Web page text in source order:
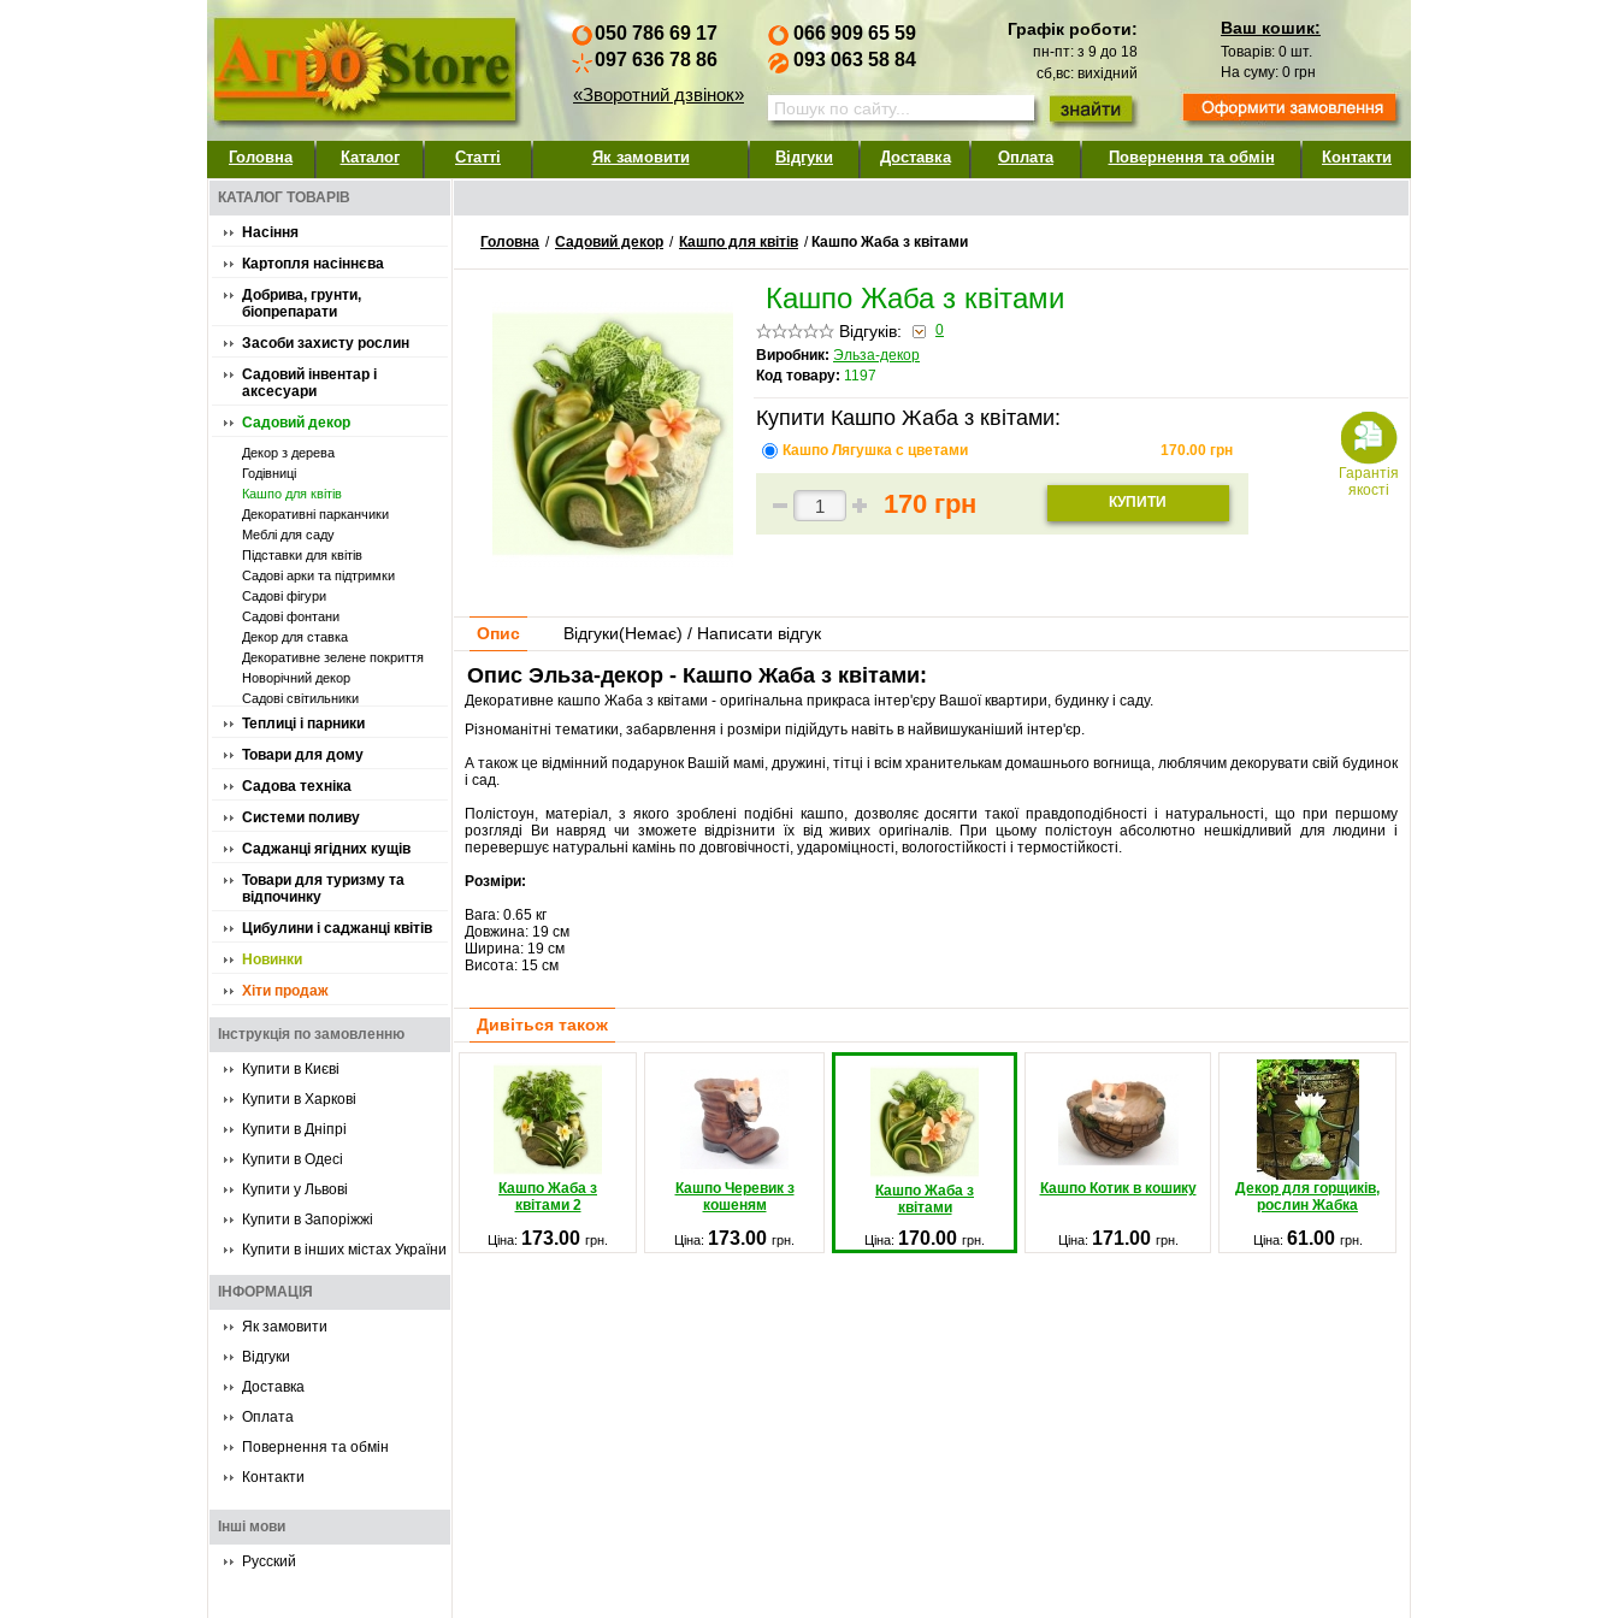
050 786 69 17
097 636 78 86
«Зворотний дзвінок»
066 909 65 59
093 063 58 84
Графік роботи:
пн-пт: з 9 до 18
сб,вс: вихідний
Ваш кошик:
Товарів: 0 шт.
На суму: 0 грн
Головна Каталог Статті Як замовити Відгуки Доставка Оплата Повернення та обмін Контакти
КАТАЛОГ ТОВАРІВ
Насіння
Картопля насіннєва
Добрива, грунти,
біопрепарати
Засоби захисту рослин
Садовий інвентар і
аксесуари
Садовий декор
Декор з дерева
Годівниці
Кашпо для квітів
Декоративні парканчики
Меблі для саду
Підставки для квітів
Садові арки та підтримки
Садові фігури
Садові фонтани
Декор для ставка
Декоративне зелене покриття
Новорічний декор
Садові світильники
Теплиці і парники
Товари для дому
Садова техніка
Системи поливу
Саджанці ягідних кущів
Товари для туризму та
відпочинку
Цибулини і саджанці квітів
Новинки
Хіти продаж
Інструкція по замовленню
Купити в Києві
Купити в Харкові
Купити в Дніпрі
Купити в Одесі
Купити у Львові
Купити в Запоріжжі
Купити в інших містах України
ІНФОРМАЦІЯ
Як замовити
Відгуки
Доставка
Оплата
Повернення та обмін
Контакти
Інші мови
Русский
Головна / Садовий декор / Кашпо для квітів / Кашпо Жаба з квітами
Кашпо Жаба з квітами
Відгуків:
0
Виробник: Эльза-декор
Код товару: 1197
Купити Кашпо Жаба з квітами:
Кашпо Лягушка с цветами 170.00 грн
170 грн КУПИТИ
Гарантія
якості
Опис Відгуки(Немає) / Написати відгук
Опис Эльза-декор - Кашпо Жаба з квітами:
Декоративне кашпо Жаба з квітами - оригінальна прикраса інтер'єру Вашої квартири, будинку і саду.
Різноманітні тематики, забарвлення і розміри підійдуть навіть в найвишуканіший інтер'єр.
А також це відмінний подарунок Вашій мамі, дружині, тітці і всім хранителькам домашнього вогнища, люблячим декорувати свій будинок
і сад.
Полістоун, матеріал, з якого зроблені подібні кашпо, дозволяє досягти такої правдоподібності і натуральності, що при першому
розгляді Ви навряд чи зможете відрізнити їх від живих оригіналів. При цьому полістоун абсолютно нешкідливий для людини і
перевершує натуральні камінь по довговічності, удароміцності, вологостійкості і термостійкості.
Розміри:
Вага: 0.65 кг
Довжина: 19 см
Ширина: 19 см
Висота: 15 см
Дивіться також
Кашпо Жаба з
квітами 2
Кашпо Черевик з
кошеням
Кашпо Жаба з
квітами
Кашпо Котик в кошику
Декор для горщиків,
рослин Жабка
Ціна: 173.00 грн. Ціна: 173.00 грн. Ціна: 170.00 грн. Ціна: 171.00 грн. Ціна: 61.00 грн.